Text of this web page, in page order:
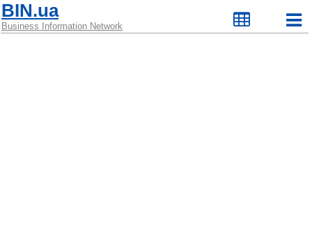
BIN.ua
Business Information Network